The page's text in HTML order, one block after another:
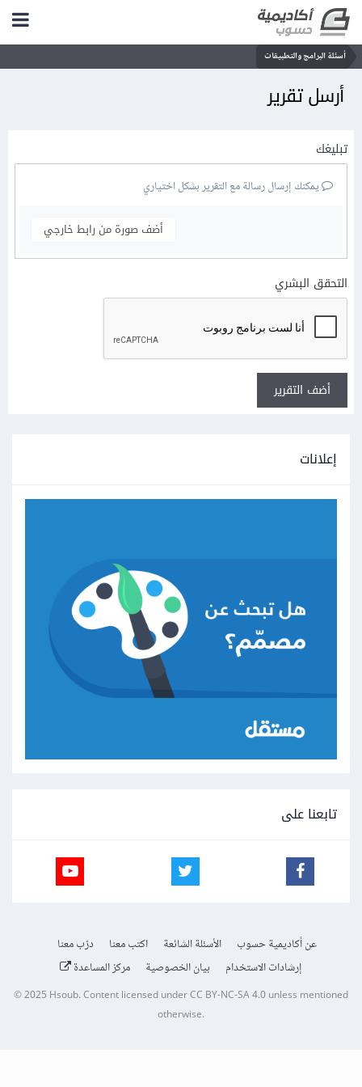
أسئلة البرامج والتطبيقات
أرسل تقرير
تبليغك
يمكنك إرسال رسالة مع التقرير بشكل اختياري
أضف صورة من رابط خارجي
التحقق البشري
أضف التقرير
إعلانات
تابعنا على
عن أكاديمية حسوب الأسئلة الشائعة اكتب معنا
درّب معنا
إرشادات الاستخدام
بيان الخصوصية مركز المساعدة
© 2025 Hsoub.Content licensed underCC BY-NC-SA 4.0unless mentioned
otherwise.